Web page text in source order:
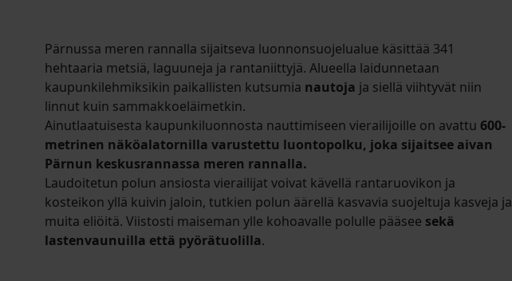
Pärnussa meren rannalla sijaitseva luonnonsuojelualue käsittää 341
hehtaaria metsiä, laguuneja ja rantaniittyjä. Alueella laidunnetaan
kaupunkilehmiksikin paikallisten kutsumia nautoja ja siellä viihtyvät niin
linnut kuin sammakkoeläimetkin.
Ainutlaatuisesta kaupunkiluonnosta nauttimiseen vierailijoille on avattu 600-
metrinen näköalatornilla varustettu luontopolku, joka sijaitsee aivan
Pärnun keskusrannassa meren rannalla.
Laudoitetun polun ansiosta vierailijat voivat kävellä rantaruovikon ja
kosteikon yllä kuivin jaloin, tutkien polun äärellä kasvavia suojeltuja kasveja ja
muita eliöitä. Viistosti maiseman ylle kohoavalle polulle pääsee sekä
lastenvaunuilla että pyörätuolilla.